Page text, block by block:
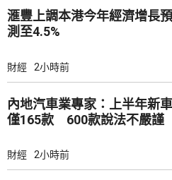
滙豐上調本港今年經濟增長預
測至4.5%
財經 2小時前
內地汽車業專家：上半年新車
僅165款 600款說法不嚴謹
財經 2小時前